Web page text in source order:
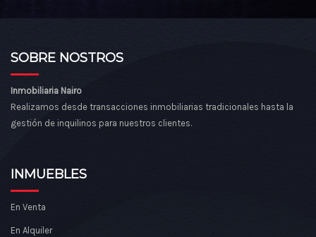
SOBRE NOSTROS
Inmobiliaria Nairo
Realizamos desde transacciones inmobiliarias tradicionales hasta la
gestión de inquilinos para nuestros clientes.
INMUEBLES
En Venta
En Alquiler